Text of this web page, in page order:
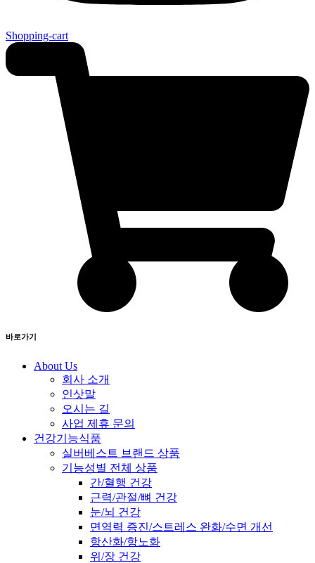
Shopping-cart
바로가기
About Us
회사 소개
인삿말
오시는 길
사업 제휴 문의
건강기능식품
실버베스트 브랜드 상품
기능성별 전체 상품
간/혈행 건강
근력/관절/뼈 건강
눈/뇌 건강
면역력 증진/스트레스 완화/수면 개선
항산화/항노화
위/장 건강